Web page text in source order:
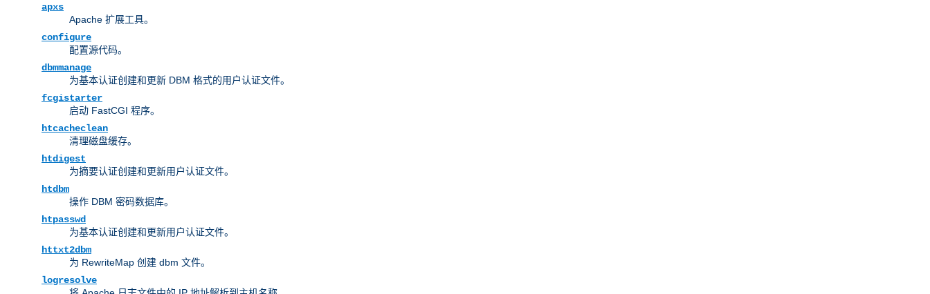
apxs
Apache 扩展工具。
configure
配置源代码。
dbmmanage
为基本认证创建和更新 DBM 格式的用户认证文件。
fcgistarter
启动 FastCGI 程序。
htcacheclean
清理磁盘缓存。
htdigest
为摘要认证创建和更新用户认证文件。
htdbm
操作 DBM 密码数据库。
htpasswd
为基本认证创建和更新用户认证文件。
httxt2dbm
为 RewriteMap 创建 dbm 文件。
logresolve